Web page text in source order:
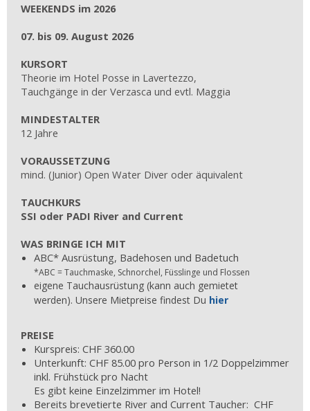
WEEKENDS im 2026
07. bis 09. August 2026
KURSORT
Theorie im Hotel Posse in Lavertezzo,
Tauchgänge in der Verzasca und evtl. Maggia
MINDESTALTER
12 Jahre
VORAUSSETZUNG
mind. (Junior) Open Water Diver oder äquivalent
TAUCHKURS
SSI oder PADI River and Current
WAS BRINGE ICH MIT
ABC* Ausrüstung, Badehosen und Badetuch
*ABC = Tauchmaske, Schnorchel, Füsslinge und Flossen
eigene Tauchausrüstung (kann auch gemietet
werden). Unsere Mietpreise findest Du hier
PREISE
Kurspreis: CHF 360.00
Unterkunft: CHF 85.00 pro Person in 1/2 Doppelzimmer
inkl. Frühstück pro Nacht
Es gibt keine Einzelzimmer im Hotel!
Bereits brevetierte River and Current Taucher: CHF